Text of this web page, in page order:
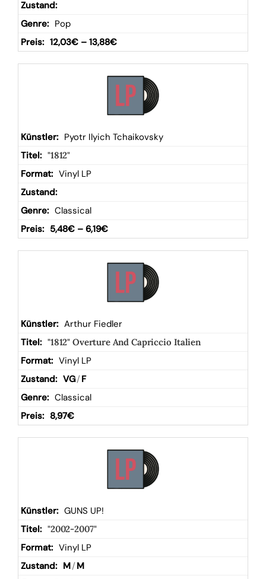
Pop
12,03€ – 13,88€
Pyotr Ilyich Tchaikovsky
"1812"
Vinyl LP
Classical
5,48€ – 6,19€
Arthur Fiedler
"1812" Overture And Capriccio Italien
Vinyl LP
VG/ F
Classical
8,97€
GUNS UP!
"2002-2007"
Vinyl LP
M/ M